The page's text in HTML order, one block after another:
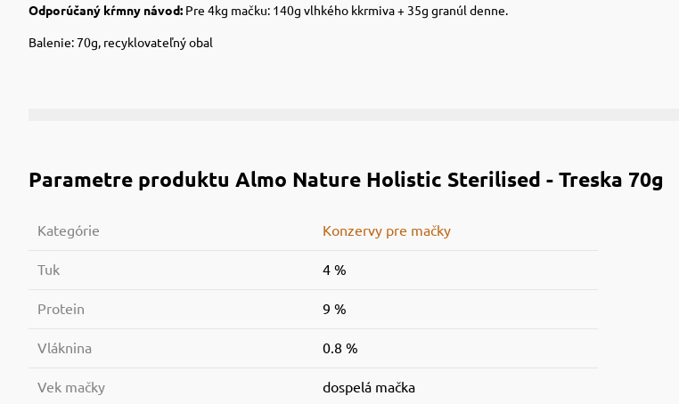
Odporúčaný kŕmny návod: Pre 4kg mačku: 140g vlhkého kkrmiva + 35g granúl denne.
Balenie: 70g, recyklovateľný obal
Parametre produktu Almo Nature Holistic Sterilised - Treska 70g
Kategórie Konzervy pre mačky
Tuk 4 %
Protein 9 %
Vláknina 0.8 %
Vek mačky dospelá mačka